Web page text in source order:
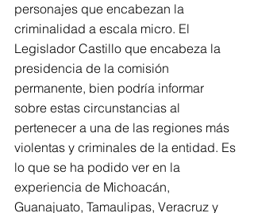
personajes que encabezan la
criminalidad a escala micro. El
Legislador Castillo que encabeza la
presidencia de la comisión
permanente, bien podría informar
sobre estas circunstancias al
pertenecer a una de las regiones más
violentas y criminales de la entidad. Es
lo que se ha podido ver en la
experiencia de Michoacán,
Guanajuato, Tamaulipas, Veracruz y